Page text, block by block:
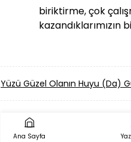
biriktirme, çok
kazandıklarımızın
Yüzü Güzel Olanın Huyu (Da)
Ana Sayfa